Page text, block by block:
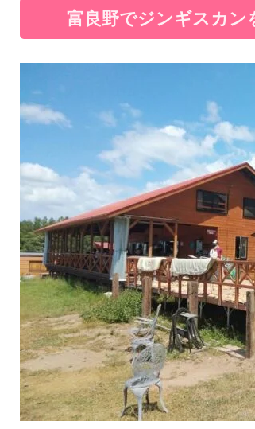
富良野でジンギスカン